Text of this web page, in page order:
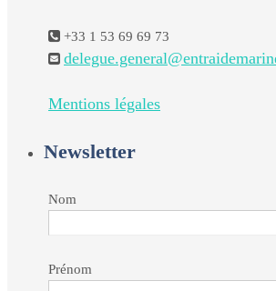
+33 1 53 69 69 73
Mentions légales
Newsletter
Nom
Prénom